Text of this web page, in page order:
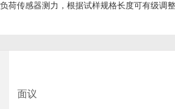
荷传感器测力，根据试样规格长度可有级调
面议